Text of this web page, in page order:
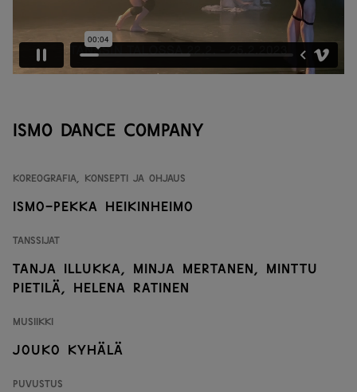
Ismo Dance Company
Koreografia, konsepti ja ohjaus
Ismo-Pekka Heikinheimo
Tanssijat
Tanja Illukka, Minja Mertanen, Minttu
Pietilä, Helena Ratinen
Musiikki
Jouko Kyhälä
Puvustus